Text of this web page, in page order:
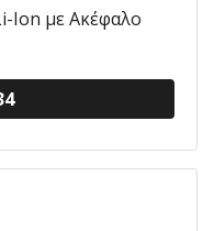
Ion με Ακέφαλο